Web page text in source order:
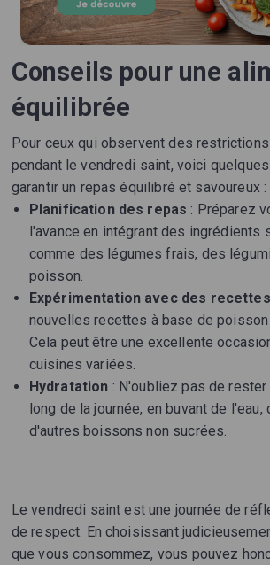
Conseils pour une
équilibrée
Pour ceux qui observent des
pendant le vendredi saint, voici
garantir un repas équilibré et savoureux :
Planification des repas : Préparez
l'avance en intégrant des ingrédients
comme des légumes frais, des
poisson.
Expérimentation avec des recettes
nouvelles recettes à base de
Cela peut être une excellente
cuisines variées.
Hydratation : N'oubliez pas de rester
long de la journée, en buvant de
d'autres boissons non sucrées.
Le vendredi saint est une journée de
de respect. En choisissant
que vous consommez, vous pouvez